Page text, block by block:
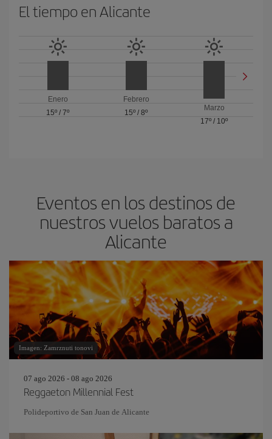
El tiempo en Alicante
Enero
15º /7º
Febrero
15º / 8º
Marzo
17º / 10º
Eventos en los destinos de
nuestros vuelos baratos a
Alicante
Imagen: Zamrznuti tonovi
07 ago 2026 - 08 ago 2026
Reggaeton Millennial Fest
Polideportivo de San Juan de Alicante